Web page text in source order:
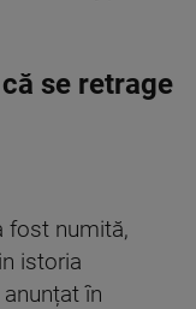
se retrage
fost numită,
istoria
în